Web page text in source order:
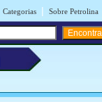
Categorias | Sobre Petrolina